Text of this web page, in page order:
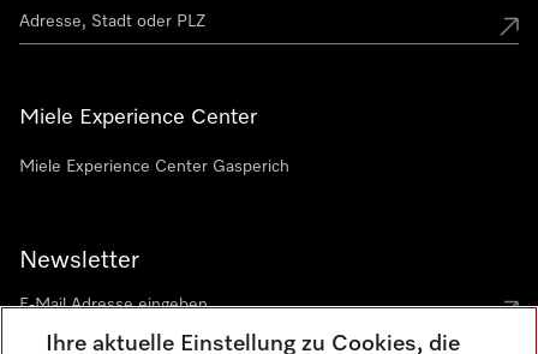
Miele Experience Center
Miele Experience Center Gasperich
Newsletter
Ihre aktuelle Einstellung zu Cookies, die